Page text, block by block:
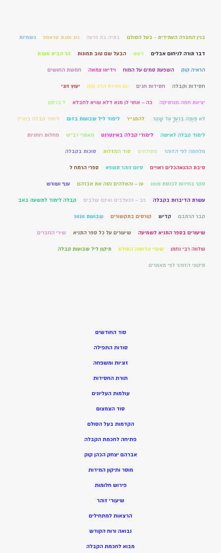
בנין החברה העתידית - בעל הסולם בתיה בת פרעה גוג ומגוג טראמפ גשמיות
דבר תורה לניחום אבלים דעש הבעל שם טוב תמונות הר הבית מצגת
הראיה קוק השפעת סמים על המוח וידיאו צמאה חמשת החושים
חסידות וקבלה חסידות חגים יום פטירת הרב קוק יעוץ זוגי
יציאת חמה מנרתיקה כה – אחוי לן מנא דלא שויא לחבלא ל בניסןן
לֹא תַעֲנֶה בְרֵעֲךָ עֵד שָׁקֶר. להתגייר לימוד ליל שבועות בזום לימוד קבלה בחו"ל
לימוד קבלה לאישה לימודי קבלה באינטרנט מאמרי רב"ש מחלות רוחניות
מלחמה לפי הזוהר מסולמים סוד המזלות סוכות בקבלה
סיבת ההנאהכלים ראויים סיום זוהר תשפא ספרי הרמח ל
סקר בחירות לכנסת 2015 עו – והאלהים נסה את אברהם ענף ושורש
עשרת הדיברות בקבלה פב – הנעלבים ואינם עולבים קבלה לימוד לתשעה באב
קבר הרמבם קדיש קורסים בתקשורים שבועות 2020
שיעורים בספר התניא לשמיעה שיעורים על כל ספר התניא שירי החברים
שלווה רבי נחמן שערי קדושה הסולם תיקון ליל שבועות קבלה
תיקוני הזוהר לפי מאמרים
סוד החודשים
סודות התפילה
זוגיות ומשפחה
תורת החסידות
עולמות העליונים
סוד הצמצום
הקדמות בעל הסולם
פתיחה לחכמת הקבלה
אברהם יצחק הכהן קוק
מוסר ותיקון המידות
פירוש חלומות
שיעורי זוהר
הרצאות למתחילים
נבואה ורוח הקודש
מבוא לחכמת הקבלה